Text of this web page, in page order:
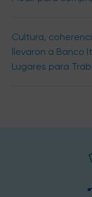
Cultura,
llevaron a Banco
Lugares para